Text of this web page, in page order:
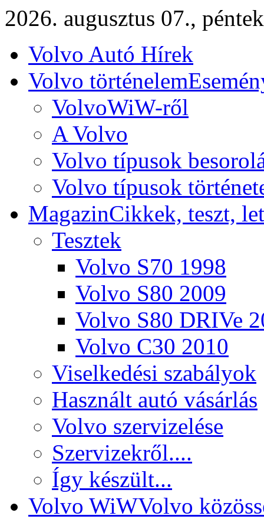
2026. augusztus 07., péntek
Volvo Autó Hírek
Volvo történelem
VolvoWiW-ről
A Volvo
Volvo típusok
Volvo típusok
MagazinCikkek, teszt,
Tesztek
Volvo S70 1998
Volvo S80 2009
Volvo S80 DRIVe
Volvo C30 2010
Viselkedési szabályok
Használt autó vásárlás
Volvo szervizelése
Szervizekről....
Így készült...
Volvo WiWVolvo